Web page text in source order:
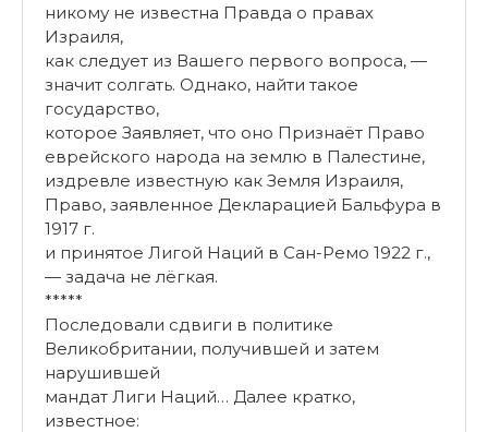
никому не известна Правда о правах
Израиля,
как следует из Вашего первого вопроса, —
значит солгать. Однако, найти такое
государство,
которое Заявляет, что оно Признаёт Право
еврейского народа на землю в Палестине,
издревле известную как Земля Израиля,
Право, заявленное Декларацией Бальфура в
1917 г.
и принятое Лигой Наций в Сан-Ремо 1922 г.,
— задача не лёгкая.
*****
Последовали сдвиги в политике
Великобритании, получившей и затем
нарушившей
мандат Лиги Наций… Далее кратко,
известное: